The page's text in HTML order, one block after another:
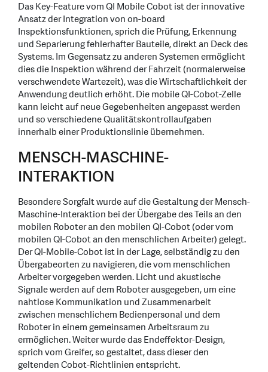
Das Key-Feature vom QI Mobile Cobot ist der innovative
Ansatz der Integration von on-board
Inspektionsfunktionen, sprich die Prüfung, Erkennung
und Separierung fehlerhafter Bauteile, direkt an Deck des
Systems. Im Gegensatz zu anderen Systemen ermöglicht
dies die Inspektion während der Fahrzeit (normalerweise
verschwendete Wartezeit), was die Wirtschaftlichkeit der
Anwendung deutlich erhöht. Die mobile QI-Cobot-Zelle
kann leicht auf neue Gegebenheiten angepasst werden
und so verschiedene Qualitätskontrollaufgaben
innerhalb einer Produktionslinie übernehmen.
MENSCH-MASCHINE-
INTERAKTION
Besondere Sorgfalt wurde auf die Gestaltung der Mensch-
Maschine-Interaktion bei der Übergabe des Teils an den
mobilen Roboter an den mobilen QI-Cobot (oder vom
mobilen QI-Cobot an den menschlichen Arbeiter) gelegt.
Der QI-Mobile-Cobot ist in der Lage, selbständig zu den
Übergabeorten zu navigieren, die vom menschlichen
Arbeiter vorgegeben werden. Licht und akustische
Signale werden auf dem Roboter ausgegeben, um eine
nahtlose Kommunikation und Zusammenarbeit
zwischen menschlichem Bedienpersonal und dem
Roboter in einem gemeinsamen Arbeitsraum zu
ermöglichen. Weiter wurde das Endeffektor-Design,
sprich vom Greifer, so gestaltet, dass dieser den
geltenden Cobot-Richtlinien entspricht.